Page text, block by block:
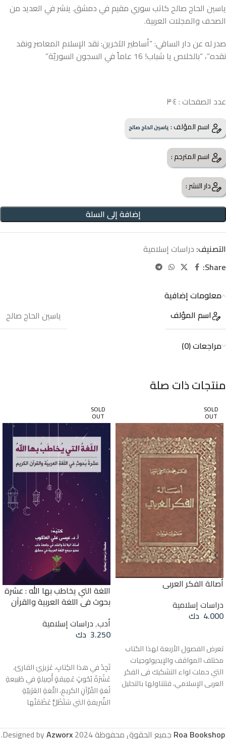
ياسين الحاج صالح كاتب سوري مقيم في دمشق. ينشر في العديد من
الصحف والمجلات العربية.
صدر له عن دار الساقي: “أساطير الآخرين: نقد الإسلام المعاصر ونقد
نقده”، “بالخلاص يا شباب! 16 عاماً في السجون السوريّة”
عدد الصفحات : ٣٠٤
اسم المؤلف :ياسين الحاج صالح
اسم المترجم :
دار النشر :
إضافة إلى السلة
التصنيف: دراسات إسلامية
Share:
معلومات إضافية
اسم المؤلف
ياسين الحاج صالح
مراجعات (0)
منتجات ذات صلة
SOLD
OUT
أصالة الفكر العربي
دراسات إسلامية
4.000 دك
تعرض الفصول الأربعة لهذا الكتاب
مختلف المواقف والإيديولوجيات
التي حملت لواء التشكيك فى الفكر
العربى الإسلامي، قتتناولها بالتحليل
من إيديولوجية غير علمية عليها
SOLD
OUT
اللغة التي يخاطب بها الله : عشرة
بحوث في اللغة العربية والقرآن
أدب,دراسات إسلامية
3.250 دك
تَجِدُ في هذا الكِتابِ، عَزيزيَ القارئ،
عَشَرَةَ بُحُوثٍ عَمِيقةٍ أَصِيلةٍ في طَبيعةِ
لُغةِ القُرْآنِ الكريمِ، اللّغةِ العَرَبيّةِ
الشّريفةِ التي سَتَظَلُّ عَظَمَتُها
البُرْهانِ عَلَى أَنَّ اللهَ سُبْحانَهُ هُوَ
Roa Bookshop جميع الحقوق محفوظة2024 Designed by
Azworx
.